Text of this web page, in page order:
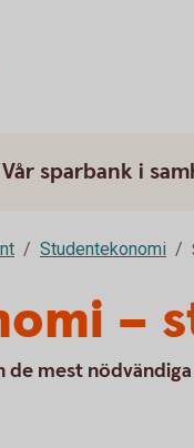
Vår sparbank i
Studentekonomi
–
de mest